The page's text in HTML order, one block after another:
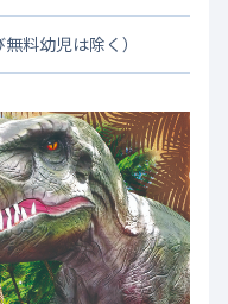
料幼児は除く）